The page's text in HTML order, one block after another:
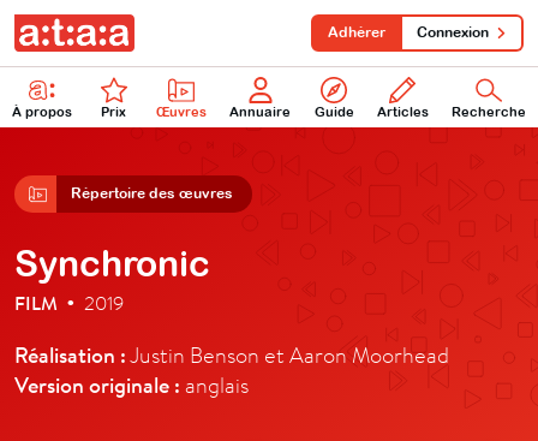
À propos Prix Œuvres Annuaire Guide Articles Recherche
Adhérer Connexion
Répertoire des œuvres
Synchronic
FILM • 2019
Réalisation :Justin Benson et Aaron Moorhead
Version originale : anglais